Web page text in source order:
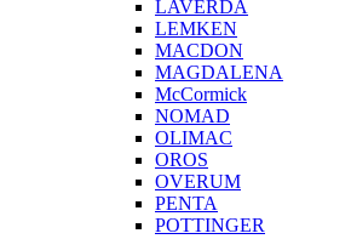
LAVERDA
LEMKEN
MACDON
MAGDALENA
McCormick
NOMAD
OLIMAC
OROS
OVERUM
PENTA
POTTINGER